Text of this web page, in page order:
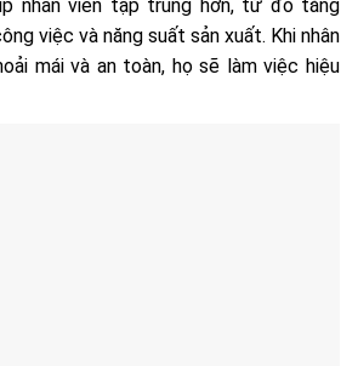
nhân viên tập trung hơn, từ đó tăng
việc và năng suất sản xuất. Khi nhân
mái và an toàn, họ sẽ làm việc hiệu